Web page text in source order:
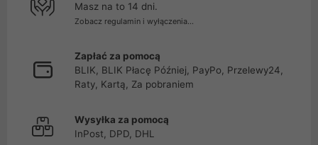
Masz na to 14 dni.
Zobacz regulamin i wyłączenia...
Zapłać za pomocą
BLIK, BLIK Płacę Później, PayPo, Przelewy24,
Raty, Kartą, Za pobraniem
Wysyłka za pomocą
InPost, DPD, DHL